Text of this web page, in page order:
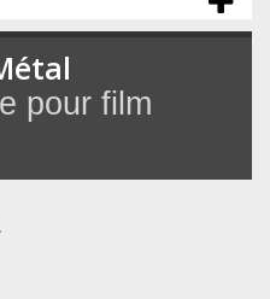
pour film